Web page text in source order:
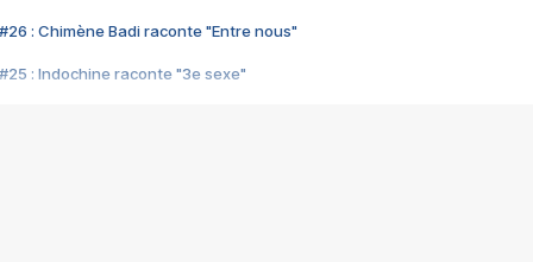
#26 : Chimène Badi raconte "Entre nous"
#25 : Indochine raconte "3e sexe"